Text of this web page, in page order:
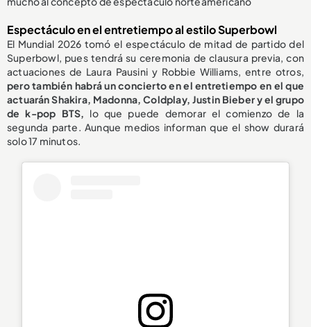
Espectáculo en el entretiempo al estilo Superbowl
El Mundial 2026 tomó el espectáculo de mitad de partido del
Superbowl, pues tendrá su ceremonia de clausura previa, con
actuaciones de Laura Pausini y Robbie Williams, entre otros,
pero también habrá un concierto en el entretiempo en el que
actuarán Shakira, Madonna, Coldplay, Justin Bieber y el grupo
de k-pop BTS, lo que puede demorar el comienzo de la
segunda parte. Aunque medios informan que el show durará
solo 17 minutos.